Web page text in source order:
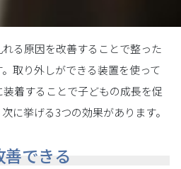
る原因を改善することで整った
取り外しができる装置を使って
着することで子どもの成長を促
に挙げる3つの効果があります。
できる